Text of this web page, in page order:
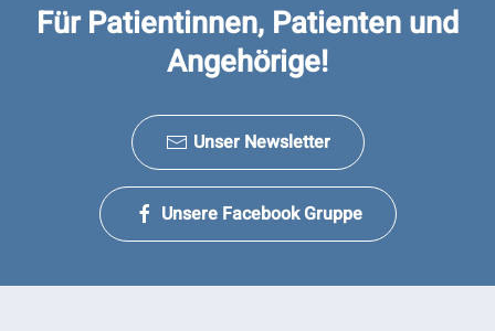
Für Patientinnen, Patienten und
Angehörige!
Unser Newsletter
Unsere Facebook Gruppe